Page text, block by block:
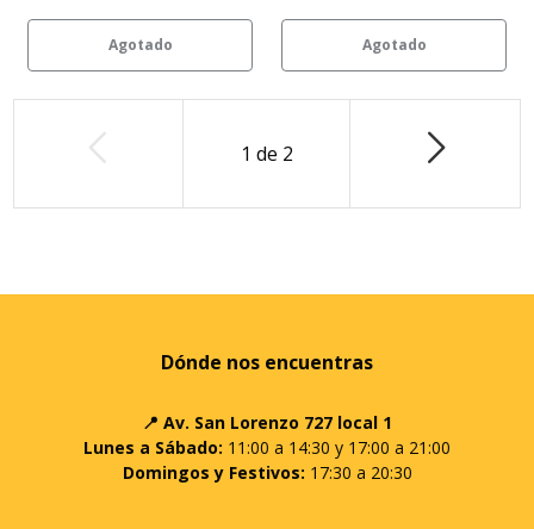
Agotado Agotado
1 de 2
Dónde nos encuentras
📍 Av. San Lorenzo 727 local 1
Lunes a Sábado: 11:00 a 14:30 y 17:00 a 21:00
Domingos y Festivos: 17:30 a 20:30